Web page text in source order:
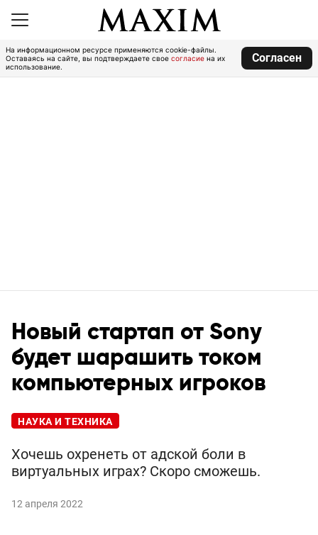
На информационном ресурсе применяются cookie-файлы.
Оставаясь на сайте, вы подтверждаете свое согласие на их
использование.
Согласен
Новый стартап от Sony
будет шарашить током
компьютерных игроков
НАУКА И ТЕХНИКА
Хочешь охренеть от адской боли в
виртуальных играх? Скоро сможешь.
12 апреля 2022